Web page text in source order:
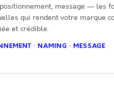
message — les
qui rendent votre marque
et crédible.
· NAMING · MESSAGE